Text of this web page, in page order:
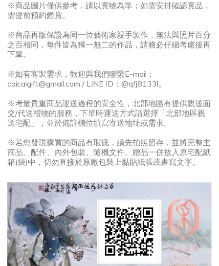
※商品圖片僅供參考，請以實物為準；如需安排確認實品，
需提前預約鑑賞。
※商品再版保證為同一位藝術家親手製作，無法與照片百分
之百相同，每件皆為獨一無二的作品，請務必仔細考慮後再
下單。
※如有客製需求，歡迎與我們聯繫E-mail：
caicaigift@gmail.com / LINE ID：@qfj8133l。
※考量貴重商品運送過程的安全性，北部地區有提供親送面
交/代送禮物的服務，下單時運送方式請選擇「北部地區親
送宅配」，並於備註欄位填寫寄送地址或需求。
※若您發現購買的商品有瑕疵，請先拍照留存，並將完整主
商品、配件、內外包裝、隨機文件、贈品一併放入原宅配紙
箱(袋)中，切勿直接於原廠包裝上黏貼紙張或書寫文字。